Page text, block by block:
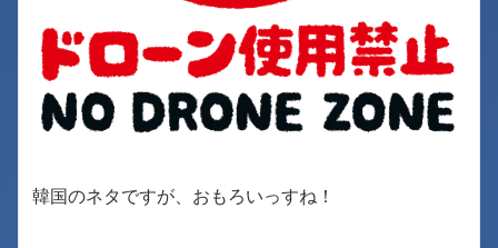
韓国のネタですが、おもろいっすね！